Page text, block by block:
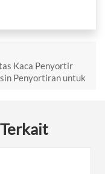
Kaca Penyortir
Penyortiran untuk